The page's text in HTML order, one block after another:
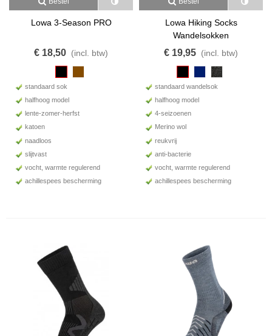
Lowa 3-Season PRO
€ 18,50 (incl. btw)
standaard sok
halfhoog model
lente-zomer-herfst
katoen
naadloos
slijtvast
vocht, warmte regulerend
achillespees bescherming
Lowa Hiking Socks
Wandelsokken
€ 19,95 (incl. btw)
standaard wandelsok
halfhoog model
4-seizoenen
Merino wol
reukvrij
anti-bacterie
vocht, warmte regulerend
achillespees bescherming